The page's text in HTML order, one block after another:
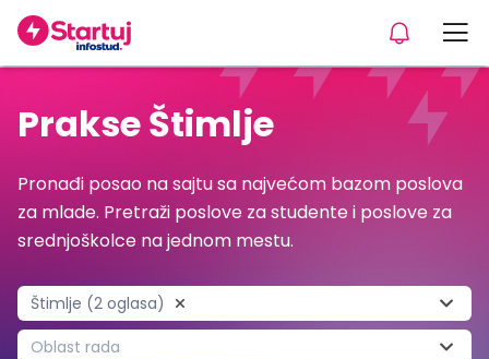
Prakse Štimlje
Pronađi posao na sajtu sa najvećom bazom poslova
za mlade. Pretraži poslove za studente i poslove za
srednjoškolce na jednom mestu.
Štimlje (2 oglasa)
Oblast rada